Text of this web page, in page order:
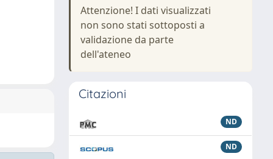
Attenzione! I dati visualizzati
non sono stati sottoposti a
validazione da parte
dell'ateneo
Citazioni
ND
ND